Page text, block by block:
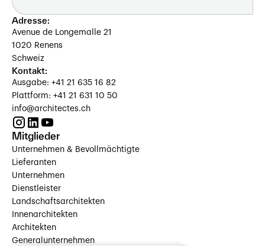
Adresse:
Avenue de Longemalle 21
1020 Renens
Schweiz
Kontakt:
Ausgabe: +41 21 635 16 82
Plattform: +41 21 631 10 50
info@architectes.ch
Mitglieder
Unternehmen & Bevollmächtigte
Lieferanten
Unternehmen
Dienstleister
Landschaftsarchitekten
Innenarchitekten
Architekten
Generalunternehmen